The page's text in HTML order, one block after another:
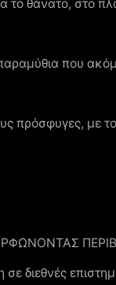
το θάνατο, στο
που
πρόσφυγες, με
διεθνές